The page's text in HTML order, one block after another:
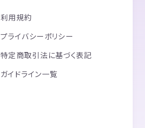
利用規約
プライバシーポリシー
特定商取引法に基づく表記
ガイドライン一覧